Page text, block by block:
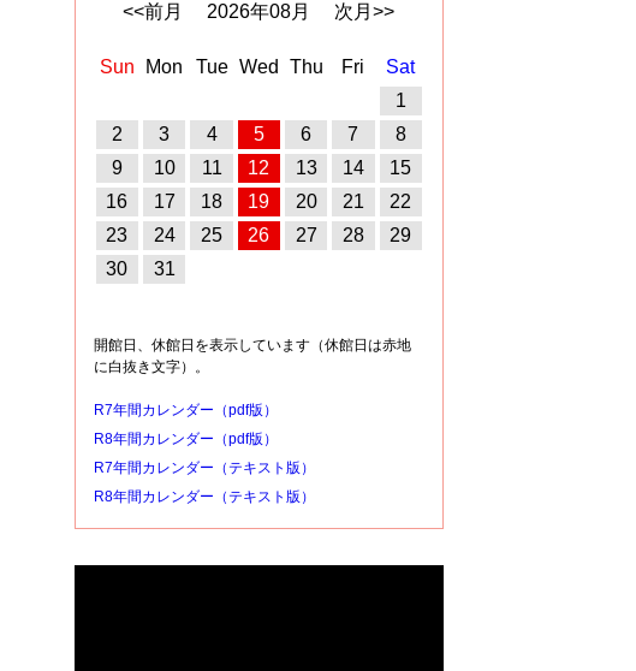
<<前月 2026年08月 次月>>
Sun Mon Tue Wed Thu Fri
Sat
1
2
3 4 5 6 7
8
9
10 11 12 13 14
15
16
17 18 19 20 21
22
23
24 25 26 27 28
29
30
31
開館日、休館日を表示しています（休館日は赤地
に白抜き文字）。
R7年間カレンダー（pdf版）
R8年間カレンダー（pdf版）
R7年間カレンダー（テキスト版）
R8年間カレンダー（テキスト版）